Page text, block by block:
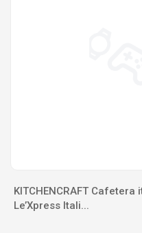
KITCHENCRAFT Cafetera
Le’Xpress Itali...